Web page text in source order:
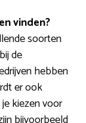
vinden?
soorten
de
hebben
er ook
kiezen voor